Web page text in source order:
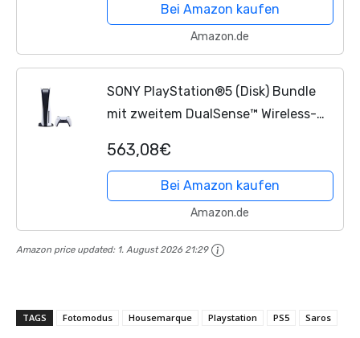
Bei Amazon kaufen
Amazon.de
SONY PlayStation®5 (Disk) Bundle
mit zweitem DualSense™ Wireless-
563,08€
Bei Amazon kaufen
Amazon.de
Amazon price updated: 1. August 2026 21:29
TAGS Fotomodus Housemarque Playstation PS5 Saros